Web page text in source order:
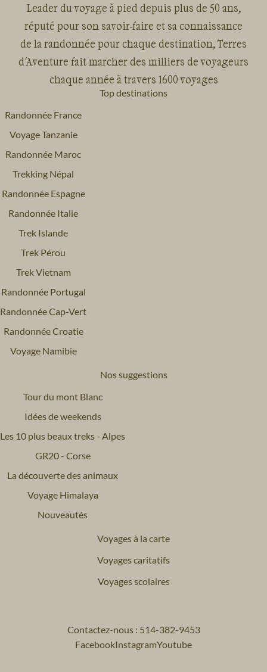
Leader du voyage à pied depuis plus de 50 ans,
réputé pour son savoir-faire et sa connaissance
de la randonnée pour chaque destination, Terres
d'Aventure fait marcher des milliers de voyageurs
chaque année à travers 1600 voyages
Top destinations
Randonnée France
Voyage Tanzanie
Randonnée Maroc
Trekking Népal
Randonnée Espagne
Randonnée Italie
Trek Islande
Trek Pérou
Trek Vietnam
Randonnée Portugal
Randonnée Cap-Vert
Randonnée Croatie
Voyage Namibie
Nos suggestions
Tour du mont Blanc
Idées de weekends
Les 10 plus beaux treks - Alpes
GR20 - Corse
La découverte des animaux
Voyage Himalaya
Nouveautés
Voyages à la carte
Voyages caritatifs
Voyages scolaires
Contactez-nous : 514-382-9453
FacebookInstagramYoutube